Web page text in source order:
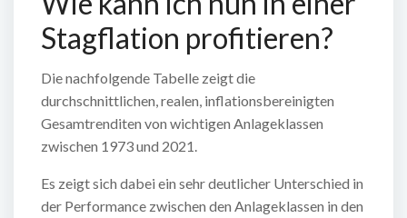
Stagflation profitieren?
Die nachfolgende Tabelle zeigt die
durchschnittlichen, realen, inflationsbereinigten
Gesamtrenditen von wichtigen Anlageklassen
zwischen 1973 und 2021.
Es zeigt sich dabei ein sehr deutlicher Unterschied in
der Performance zwischen den Anlageklassen in den